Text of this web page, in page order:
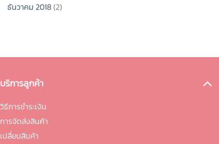
ธันวาคม 2018(2)
บริการลูกค้า
วิธีการชำระเงิน
การจัดส่งสินค้า
เปลี่ยนสินค้า